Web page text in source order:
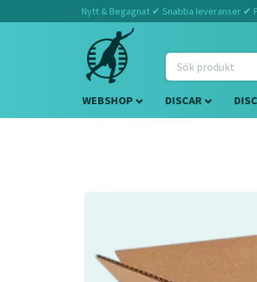
Nytt & Begagnat ✔ Snabba leveranser
WEBSHOP DISCAR